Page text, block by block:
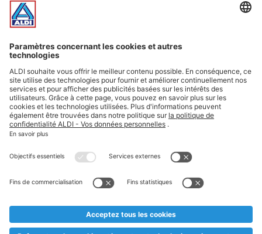
Infos essentielles
Suivez ALDI Belgique
Textes marqués d'un astérisque et mentions légales
* Nous vendons ces articles temporairement et jusqu'à
au cas où, malgré le planning bien étudié, nous serions
prématurément en rupture de stock. Prix Recupel et TVA incl.
** Sur ce site, l’utilisation de la forme masculine a été adoptée